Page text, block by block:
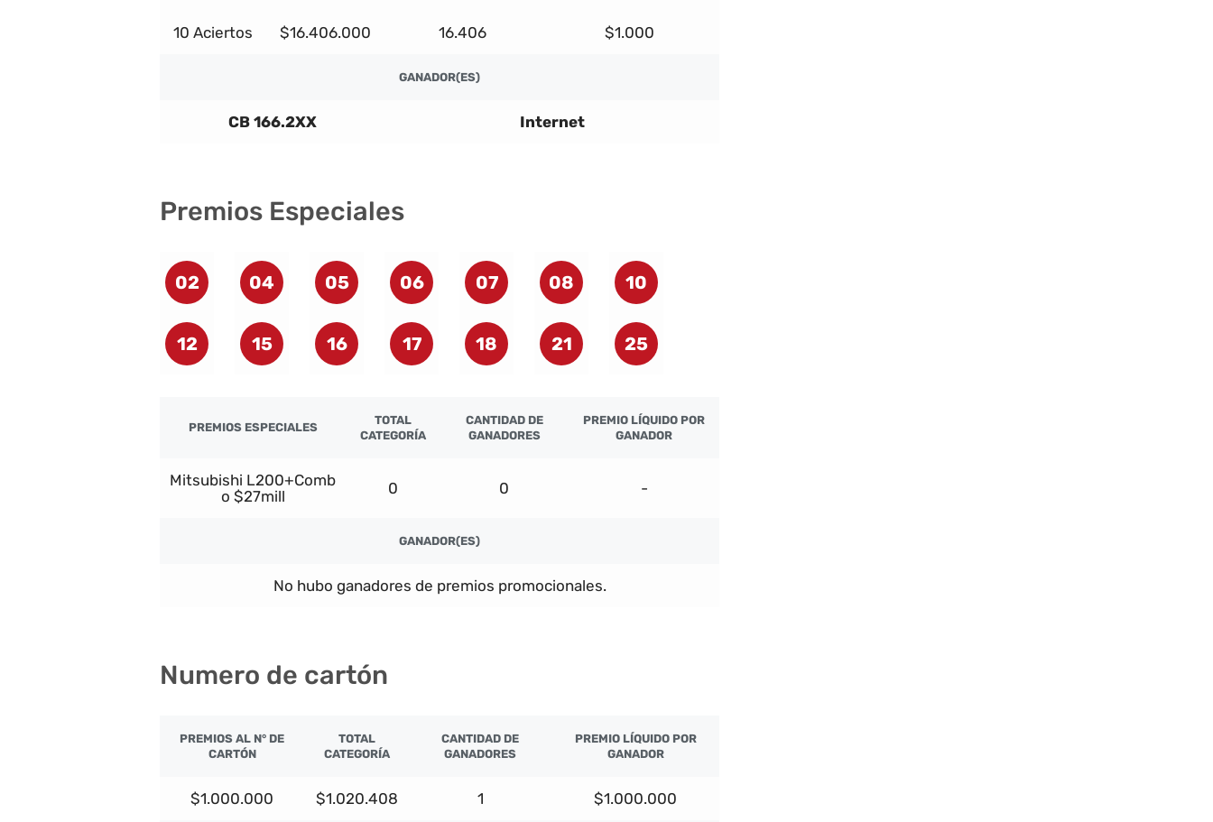
10 Aciertos $16.406.000 16.406 $1.000
GANADOR(ES)
CB 166.2XX Internet
Premios Especiales
02 04 05 06 07 08 10
12 15 16 17 18 21 25
PREMIOS ESPECIALES
TOTAL
CATEGORÍA
CANTIDAD DE
GANADORES
PREMIO LÍQUIDO POR
GANADOR
Mitsubishi L200+Comb
o $27mill
0 0 -
GANADOR(ES)
No hubo ganadores de premios promocionales.
Numero de cartón
PREMIOS AL N° DE
CARTÓN
TOTAL
CATEGORÍA
CANTIDAD DE
GANADORES
PREMIO LÍQUIDO POR
GANADOR
$1.000.000 $1.020.408 1 $1.000.000